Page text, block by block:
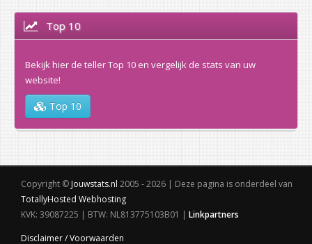
Top 10
Bekijk hier de teller Top 10 en vergelijk de stats van uw
website!
Top 10
Copyright © Jouwstats.nl 2005 - 2026 | Deze pagina is onderdeel van
TotallyHosted Webhosting
KVK: 39087225 | BTW: NL813775103B01 | Linkpartners
Disclaimer / Voorwaarden